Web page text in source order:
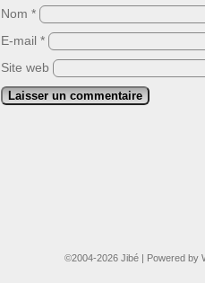
Nom *
E-mail *
Site web
©2004-2026 Jibé | Powered by